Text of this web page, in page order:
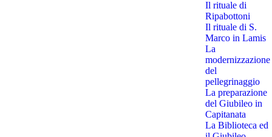
Il rituale di
Ripabottoni
Il rituale di S.
Marco in Lamis
La
modernizzazione
del
pellegrinaggio
La preparazione
del Giubileo in
Capitanata
La Biblioteca ed